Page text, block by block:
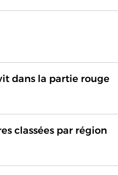
dans la partie rouge
classées par région